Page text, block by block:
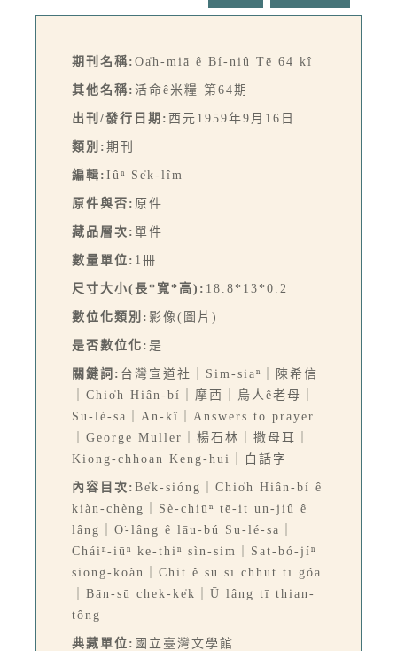
期刊名稱: Oa̍h-miā ê Bí-niû Tē 64 kî
其他名稱: 活命ê米糧 第64期
出刊/發行日期: 西元1959年9月16日
類別: 期刊
編輯: Iûⁿ Se̍k-lîm
原件與否: 原件
藏品層次: 單件
數量單位: 1冊
尺寸大小(長*寬*高): 18.8*13*0.2
數位化類別: 影像(圖片)
是否數位化: 是
關鍵詞: 台灣宣道社｜Sim-siaⁿ｜陳希信
｜Chio̍h Hiân-bí｜摩西｜烏人ê老母｜
Su-lé-sa｜An-kî｜Answers to prayer
｜George Muller｜楊石林｜撒母耳｜
Kiong-chhoan Keng-hui｜白話字
內容目次: Be̍k-sióng｜Chio̍h Hiân-bí ê
kiàn-chèng｜Sè-chiūⁿ tē-it un-jiû ê
lâng｜O͘-lâng ê lāu-bú Su-lé-sa｜
Cháiⁿ-iūⁿ ke-thiⁿ sìn-sim｜Sat-bó-jíⁿ
siōng-koàn｜Chit ê sū sī chhut tī góa
｜Bān-sū chek-ke̍k｜Ū lâng tī thian-
tông
典藏單位: 國立臺灣文學館